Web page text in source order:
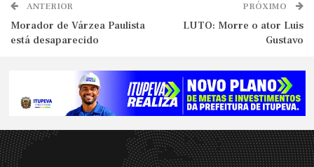
ANTERIOR
Morador de Várzea Paulista
está desaparecido
PRÓXIMO
LUTO: Morre o ator Luis
Gustavo